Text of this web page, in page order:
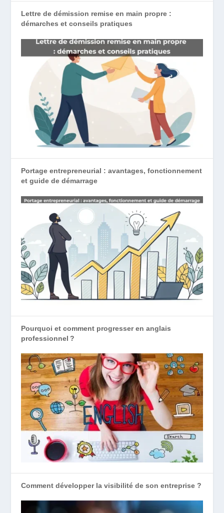
Lettre de démission remise en main propre :
démarches et conseils pratiques
Portage entrepreneurial : avantages, fonctionnement
et guide de démarrage
Pourquoi et comment progresser en anglais
professionnel ?
Comment développer la visibilité de son entreprise ?